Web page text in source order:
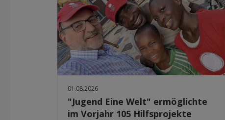
01.08.2026
"Jugend Eine Welt" ermöglichte
im Vorjahr 105 Hilfsprojekte